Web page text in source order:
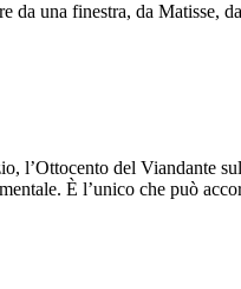
da una finestra, da Matisse,
l’Ottocento del Viandante
È l’unico che può